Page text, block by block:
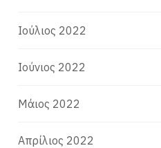
Ιούλιος 2022
Ιούνιος 2022
Μάιος 2022
Απρίλιος 2022